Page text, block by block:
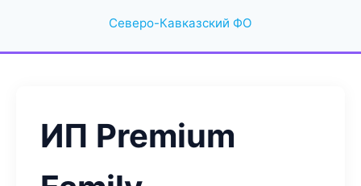
Северо-Кавказский ФО
ИП Premium